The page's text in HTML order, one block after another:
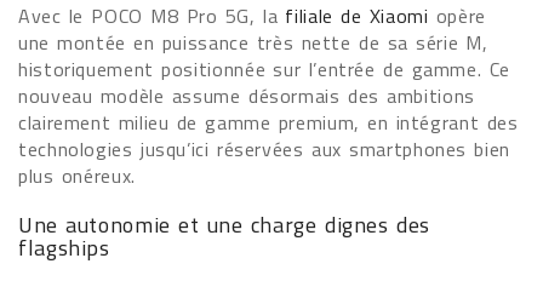
Avec le POCO M8 Pro 5G, la filiale de Xiaomi opère
une montée en puissance très nette de sa série M,
historiquement positionnée sur l’entrée de gamme. Ce
nouveau modèle assume désormais des ambitions
clairement milieu de gamme premium, en intégrant des
technologies jusqu’ici réservées aux smartphones bien
plus onéreux.
Une autonomie et une charge dignes des
flagships